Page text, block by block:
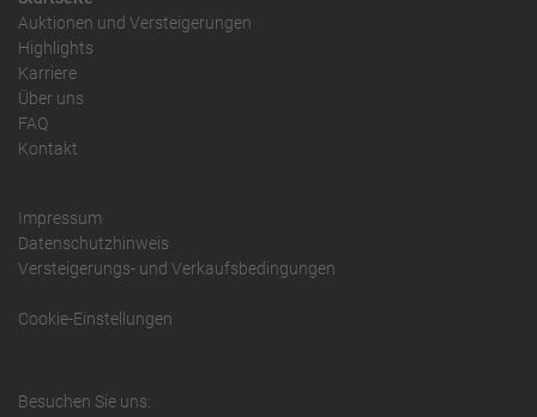
Auktionen und Versteigerungen
Highlights
Karriere
Über uns
FAQ
Kontakt
Impressum
Datenschutzhinweis
Versteigerungs- und Verkaufsbedingungen
Cookie-Einstellungen
Besuchen Sie uns: